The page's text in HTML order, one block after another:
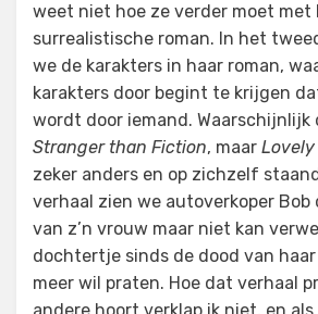
weet niet hoe ze verder moet met
surrealistische roman. In het
we de karakters in haar roman,
karakters door begint te krijgen
wordt door iemand. Waarschijnlijk
Stranger than Fiction, maar
zeker anders en op zichzelf
verhaal zien we autoverkoper Bob
van z’n vrouw maar niet kan
dochtertje sinds de dood van
meer wil praten. Hoe dat verhaal